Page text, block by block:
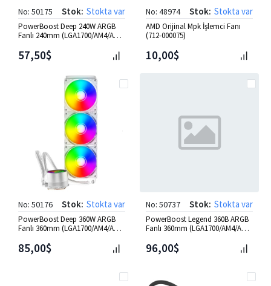
No: 50175 Stok: Stokta var
PowerBoost Deep 240W ARGB
Fanlı 240mm (LGA1700/AM4/AM5)
57,50$
No: 48974 Stok: Stokta var
AMD Orijinal Mpk İşlemci Fanı
(712-000075)
10,00$
No: 50176 Stok: Stokta var
PowerBoost Deep 360W ARGB
Fanlı 360mm (LGA1700/AM4/AM5)
85,00$
No: 50737 Stok: Stokta var
PowerBoost Legend 360B ARGB
Fanlı 360mm (LGA1700/AM4/AM5)
96,00$